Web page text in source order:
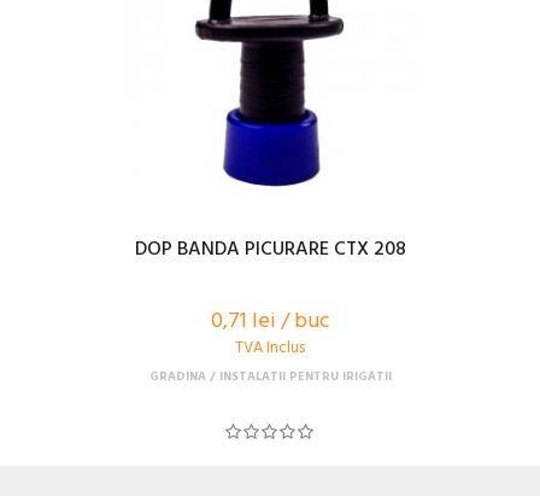
DOP BANDA PICURARE CTX 208
0,71 lei / buc
TVA Inclus
GRADINA INSTALATII PENTRU IRIGATII